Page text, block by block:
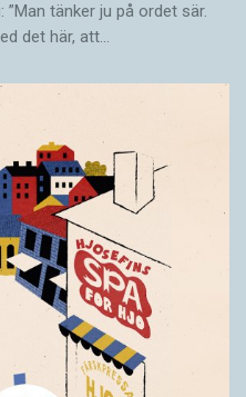
tänker ju på ordet sär.
det här, att…